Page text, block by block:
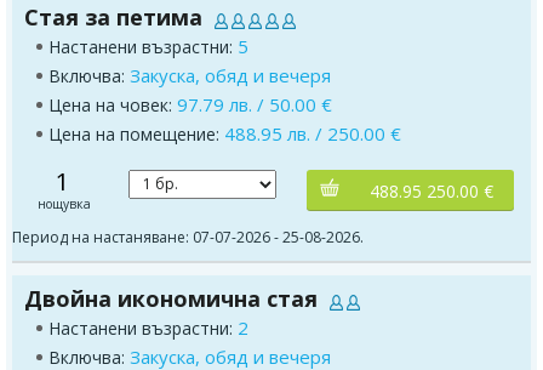
Стая за петима
Настанени възрастни: 5
Включва: Закуска, обяд и вечеря
Цена на човек: 97.79 лв. / 50.00 €
Цена на помещение: 488.95 лв. / 250.00 €
1
нощувка
488.95 250.00 €
Период на настаняване: 07-07-2026 - 25-08-2026.
Двойна икономична стая
Настанени възрастни: 2
Включва: Закуска, обяд и вечеря